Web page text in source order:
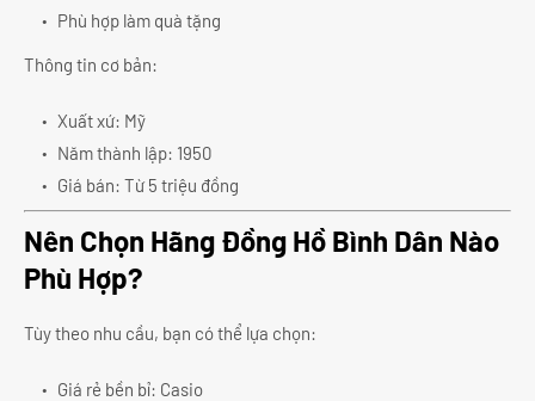
Phù hợp làm quà tặng
Thông tin cơ bản:
Xuất xứ: Mỹ
Năm thành lập: 1950
Giá bán: Từ 5 triệu đồng
Nên Chọn Hãng Đồng Hồ Bình Dân Nào
Phù Hợp?
Tùy theo nhu cầu, bạn có thể lựa chọn:
Giá rẻ bền bỉ: Casio